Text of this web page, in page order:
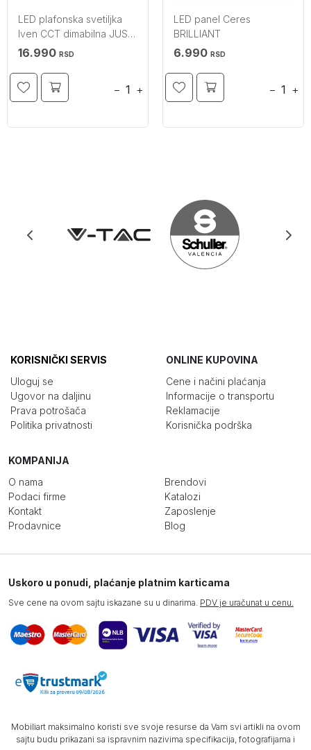
LED plafonska svetiljka
Iven CCT dimabilna JUST
LIGHT
16.990 RSD
− +
LED panel Ceres
BRILLIANT
6.990 RSD
− +
KORISNIČKI SERVIS
Uloguj se
Ugovor na daljinu
Prava potrošača
Politika privatnosti
ONLINE KUPOVINA
Cene i načini plaćanja
Informacije o transportu
Reklamacije
Korisnička podrška
KOMPANIJA
O nama
Podaci firme
Kontakt
Prodavnice
Brendovi
Katalozi
Zaposlenje
Blog
Uskoro u ponudi, plaćanje platnim karticama
Sve cene na ovom sajtu iskazane su u dinarima. PDV je uračunat u cenu.
Mobiliart maksimalno koristi sve svoje resurse da Vam svi artikli na ovom
sajtu budu prikazani sa ispravnim nazivima specifikacija, fotografijama i